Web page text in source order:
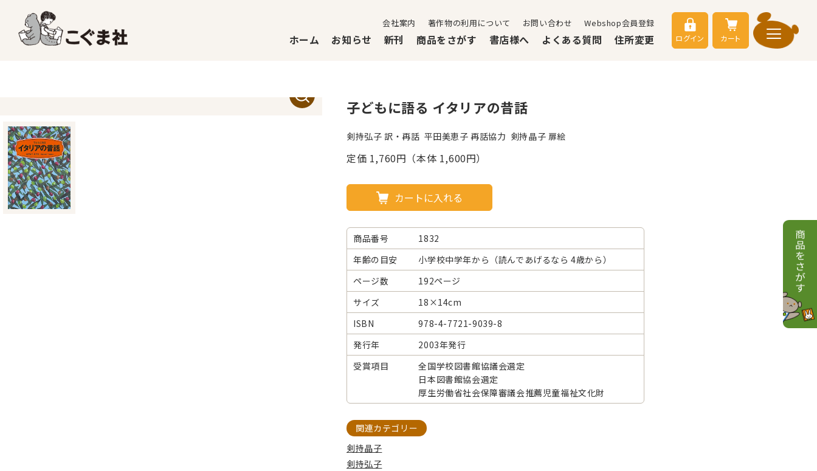
会社案内 著作物の利用について お問い合わせ Webshop会員登録
ホーム お知らせ 新刊 商品をさがす 書店様へ よくある質問 住所変更 ログイン カート
子どもに語る イタリアの昔話
剣持弘子 訳・再話 平田美恵子 再話協力 剣持晶子 扉絵
定価 1,760円（本体 1,600円）
カートに入れる
商品番号
1832
年齢の目安
小学校中学年から（読んであげるなら 4歳から）
ページ数
192ページ
サイズ
18×14cm
ISBN
978-4-7721-9039-8
発行年
2003年発行
受賞項目
全国学校図書館協議会選定
日本図書館協会選定
厚生労働省社会保障審議会推薦児童福祉文化財
関連カテゴリー
剣持晶子
剣持弘子